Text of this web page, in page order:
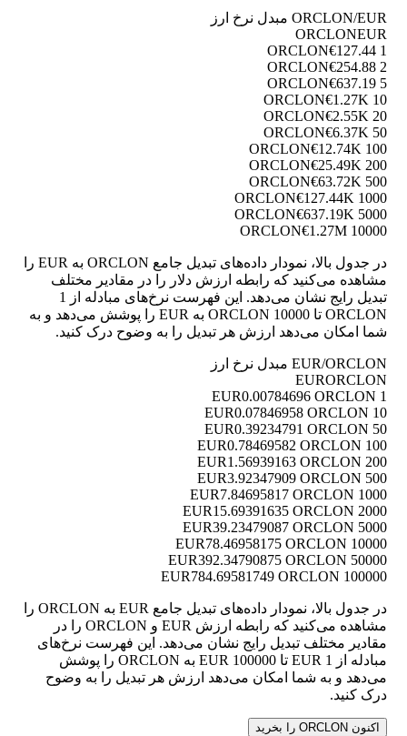
ORCLON/EUR مبدل نرخ ارز
ORCLONEUR
1 ORCLON
€127.44
2 ORCLON
€254.88
5 ORCLON
€637.19
10 ORCLON
€1.27K
20 ORCLON
€2.55K
50 ORCLON
€6.37K
100 ORCLON
€12.74K
200 ORCLON
€25.49K
500 ORCLON
€63.72K
1000 ORCLON
€127.44K
5000 ORCLON
€637.19K
10000 ORCLON
€1.27M
در جدول بالا، نمودار داده‌های تبدیل جامع ORCLON به EUR را
مشاهده می‌کنید که رابطه ارزش دلار را در مقادیر مختلف
تبدیل رایج نشان می‌دهد. این فهرست نرخ‌های مبادله از 1
ORCLON تا 10000 ORCLON به EUR را پوشش می‌دهد و به
شما امکان می‌دهد ارزش هر تبدیل را به وضوح درک کنید.
EUR/ORCLON مبدل نرخ ارز
EURORCLON
1 EUR
0.00784696 ORCLON
10 EUR
0.07846958 ORCLON
50 EUR
0.39234791 ORCLON
100 EUR
0.78469582 ORCLON
200 EUR
1.56939163 ORCLON
500 EUR
3.92347909 ORCLON
1000 EUR
7.84695817 ORCLON
2000 EUR
15.69391635 ORCLON
5000 EUR
39.23479087 ORCLON
10000 EUR
78.46958175 ORCLON
50000 EUR
392.34790875 ORCLON
100000 EUR
784.69581749 ORCLON
در جدول بالا، نمودار داده‌های تبدیل جامع EUR به ORCLON را
مشاهده می‌کنید که رابطه ارزش EUR و ORCLON را در
مقادیر مختلف تبدیل رایج نشان می‌دهد. این فهرست نرخ‌های
مبادله از 1 EUR تا 100000 EUR به ORCLON را پوشش
می‌دهد و به شما امکان می‌دهد ارزش هر تبدیل را به وضوح
درک کنید.
اکنون ORCLON را بخرید